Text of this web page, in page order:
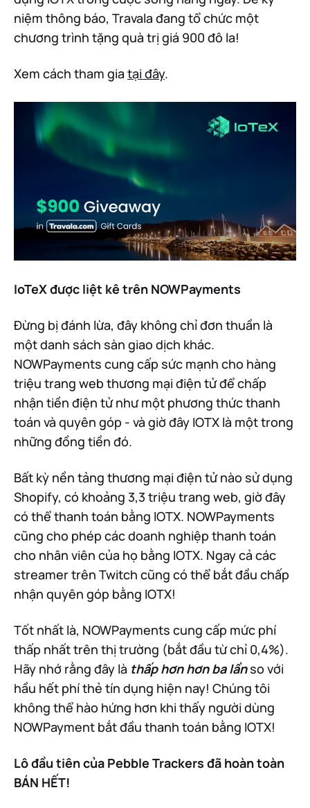
niệm thông báo, Travala đang tổ chức một
chương trình tặng quà trị giá 900 đô la!
Xem cách tham gia tại đây.
IoTeX được liệt kê trên NOWPayments
Đừng bị đánh lừa, đây không chỉ đơn thuần là
một danh sách sàn giao dịch khác.
NOWPayments cung cấp sức mạnh cho hàng
triệu trang web thương mại điện tử để chấp
nhận tiền điện tử như một phương thức thanh
toán và quyên góp - và giờ đây IOTX là một trong
những đồng tiền đó.
Bất kỳ nền tảng thương mại điện tử nào sử dụng
Shopify, có khoảng 3,3 triệu trang web, giờ đây
có thể thanh toán bằng IOTX. NOWPayments
cũng cho phép các doanh nghiệp thanh toán
cho nhân viên của họ bằng IOTX. Ngay cả các
streamer trên Twitch cũng có thể bắt đầu chấp
nhận quyên góp bằng IOTX!
Tốt nhất là, NOWPayments cung cấp mức phí
thấp nhất trên thị trường (bắt đầu từ chỉ 0,4%).
Hãy nhớ rằng đây là thấp hơn hơn ba lầnso với
hầu hết phí thẻ tín dụng hiện nay! Chúng tôi
không thể hào hứng hơn khi thấy người dùng
NOWPayment bắt đầu thanh toán bằng IOTX!
Lô đầu tiên của Pebble Trackers đã hoàn toàn
BÁN HẾT!